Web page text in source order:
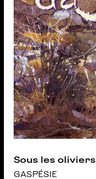
Sous les oliviers
GASPÉSIE